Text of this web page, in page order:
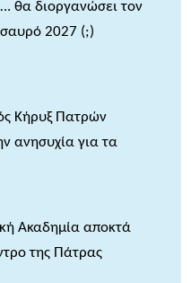
θα διοργανώσει τον
2027 (;)
Κήρυξ Πατρών
ανησυχία για τα
Ακαδημία αποκτά
της Πάτρας